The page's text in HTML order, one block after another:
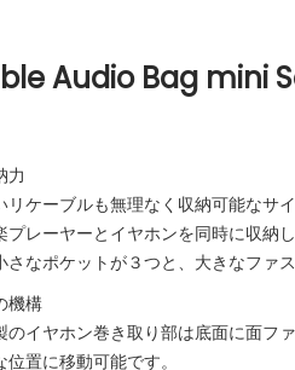
Audio Bag mini
力
リケーブルも無理なく収納可能なサイ
プレーヤーとイヤホンを同時に収納
さなポケットが３つと、大きなファ
機構
のイヤホン巻き取り部は底面に面フ
位置に移動可能です。